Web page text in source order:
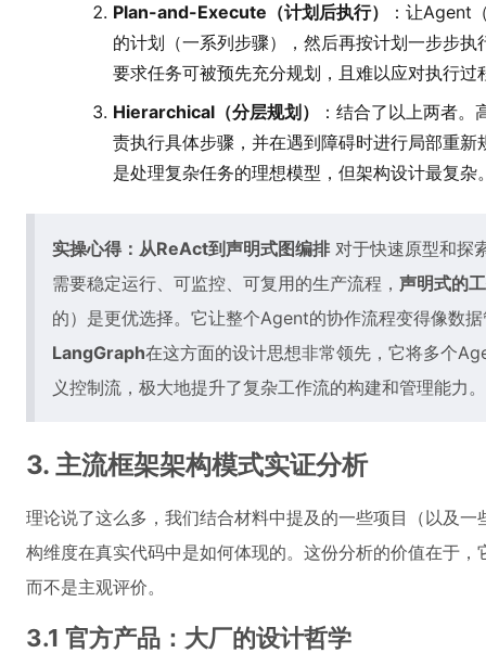
Plan-and-Execute（计划后执行）
：让Agent
的计划（一系列步骤），然后再按计划一步步
要求任务可被预先充分规划，且难以应对执行过
Hierarchical（分层规划）
：结合了以上两者
责执行具体步骤，并在遇到障碍时进行局部重
是处理复杂任务的理想模型，但架构设计最复杂
实操心得：从ReAct到声明式图编排对于快速原型和探
需要稳定运行、可监控、可复用的生产流程， 声明式的
的）是更优选择。它让整个Agent的协作流程变得像数
LangGraph在这方面的设计思想非常领先，它将多个
义控制流，极大地提升了复杂工作流的构建和管理能力。
3. 主流框架架构模式实证分析
理论说了这么多，我们结合材料中提及的一些项目（以及
构维度在真实代码中是如何体现的。这份分析的价值在于，
而不是主观评价。
3.1 官方产品：大厂的设计哲学